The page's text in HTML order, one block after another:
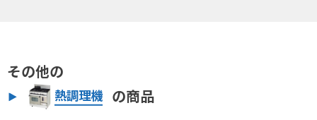
その他の
熱調理機 の商品